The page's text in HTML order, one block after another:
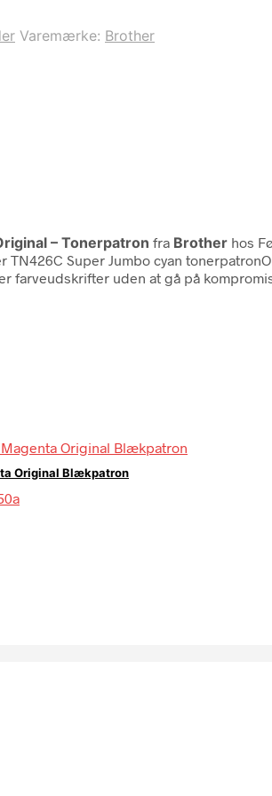
Varemærke: Brother
– Tonerpatron fra Brother hos
TN426C Super Jumbo cyan
farveudskrifter uden at gå på
Original Blækpatron